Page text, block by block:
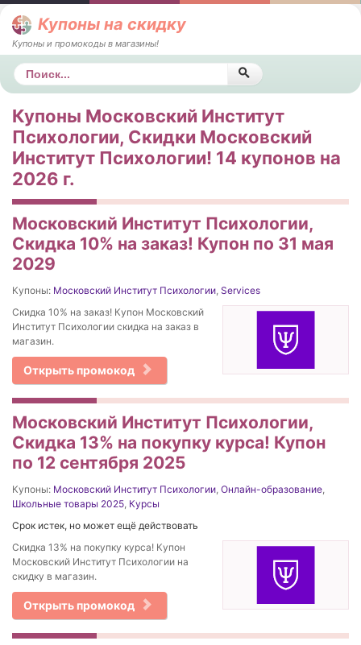
Купоны на скидку
Купоны и промокоды в магазины!
Поиск
Купоны Московский Институт
Психологии, Скидки Московский
Институт Психологии! 14 купонов на
2026 г.
Московский Институт Психологии,
Скидка 10% на заказ! Купон по 31 мая
2029
Купоны: Московский Институт Психологии, Services
Скидка 10% на заказ! Купон Московский
Институт Психологии скидка на заказ в
магазин.
Открыть промокод
Московский Институт Психологии,
Скидка 13% на покупку курса! Купон
по 12 сентября 2025
Купоны: Московский Институт Психологии, Онлайн-образование,
Школьные товары 2025, Курсы
Срок истек, но может ещё действовать
Скидка 13% на покупку курса! Купон
Московский Институт Психологии на
скидку в магазин.
Открыть промокод